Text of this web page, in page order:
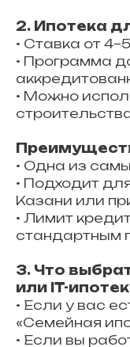
2. Ипотека
• Ставка от
• Программа
• Можно
• Одна из
• Подходит
Казани или
• Лимит
стандартным
3. Что
или IT-
• Если у вас
«Семейная
• Если вы